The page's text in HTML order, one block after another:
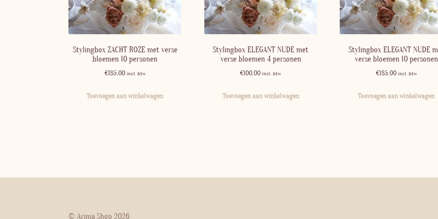
Stylingbox ZACHT ROZE met verse
bloemen 10 personen
€185,00 incl. btw
Toevoegen aan winkelwagen
Stylingbox ELEGANT NUDE met
verse bloemen 4 personen
€100,00 incl. btw
Toevoegen aan winkelwagen
Stylingbox ELEGANT NUDE
verse bloemen 10 personen
€185,00 incl. btw
Toevoegen aan winkelwagen
© Arima Shop 2026